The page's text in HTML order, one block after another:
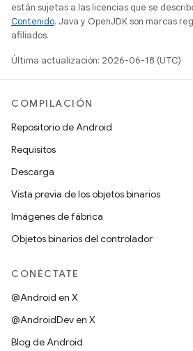
están sujetas a las licencias que se
Contenido. Java y OpenJDK son marcas
afiliados.
Última actualización: 2026-06-18 (UTC)
COMPILACIÓN
Repositorio de Android
Requisitos
Descarga
Vista previa de los objetos binarios
Imágenes de fábrica
Objetos binarios del controlador
CONÉCTATE
@Android en X
@AndroidDev en X
Blog de Android